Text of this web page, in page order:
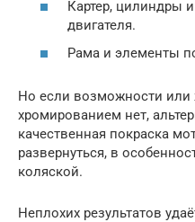
Картер, цилиндры
двигателя.
Рама и элементы
Но если возможности или
хромированием нет,
качественная покраска
развернуться, в
коляской.
Неплохих результатов